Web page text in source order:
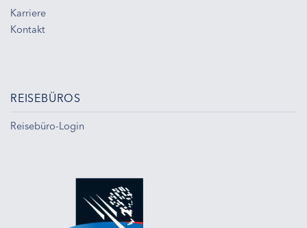
Karriere
Kontakt
REISEBÜROS
Reisebüro-Login